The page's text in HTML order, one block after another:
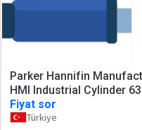
Parker Hannifin
HMI Industrial Cylinder
Fiyat sor
Türkiye